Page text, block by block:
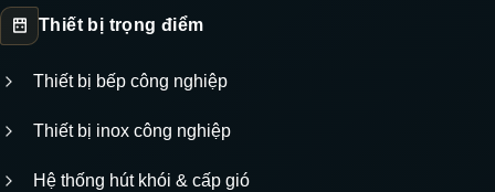
Thiết bị trọng điểm
Thiết bị bếp công nghiệp
Thiết bị inox công nghiệp
Hệ thống hút khói & cấp gió